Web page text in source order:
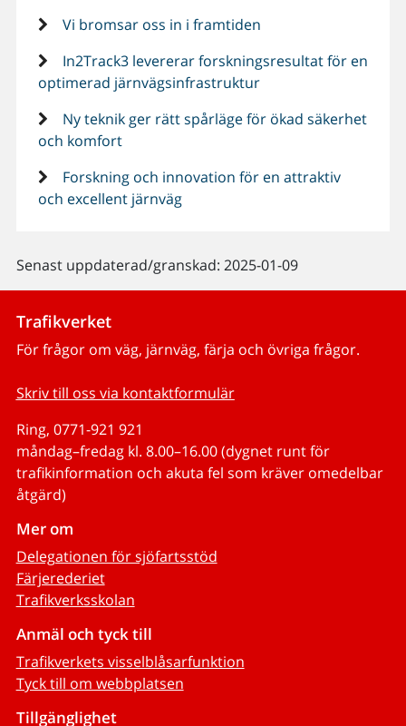
Vi bromsar oss in i framtiden
In2Track3 levererar forskningsresultat för en
optimerad järnvägsinfrastruktur
Ny teknik ger rätt spårläge för ökad säkerhet
och komfort
Forskning och innovation för en attraktiv
och excellent järnväg
Senast uppdaterad/granskad: 2025-01-09
Trafikverket
För frågor om väg, järnväg, färja och övriga frågor.
Skriv till oss via kontaktformulär
Ring, 0771-921 921
måndag–fredag kl. 8.00–16.00 (dygnet runt för
trafikinformation och akuta fel som kräver omedelbar
åtgärd)
Mer om
Delegationen för sjöfartsstöd
Färjerederiet
Trafikverksskolan
Anmäl och tyck till
Trafikverkets visselblåsarfunktion
Tyck till om webbplatsen
Tillgänglighet